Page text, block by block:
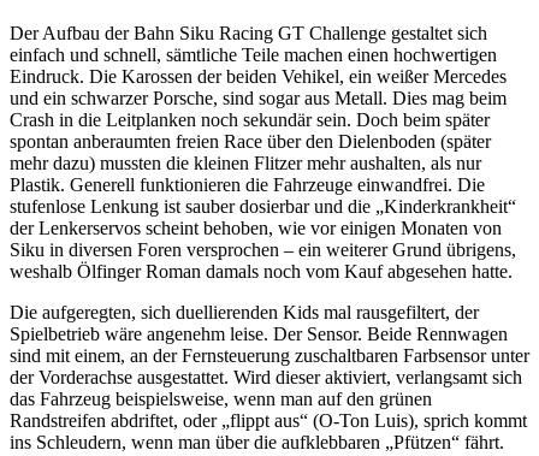
Der Aufbau der Bahn Siku Racing GT Challenge gestaltet sich
einfach und schnell, sämtliche Teile machen einen hochwertigen
Eindruck. Die Karossen der beiden Vehikel, ein weißer Mercedes
und ein schwarzer Porsche, sind sogar aus Metall. Dies mag beim
Crash in die Leitplanken noch sekundär sein. Doch beim später
spontan anberaumten freien Race über den Dielenboden (später
mehr dazu) mussten die kleinen Flitzer mehr aushalten, als nur
Plastik. Generell funktionieren die Fahrzeuge einwandfrei. Die
stufenlose Lenkung ist sauber dosierbar und die „Kinderkrankheit“
der Lenkerservos scheint behoben, wie vor einigen Monaten von
Siku in diversen Foren versprochen – ein weiterer Grund übrigens,
weshalb Ölfinger Roman damals noch vom Kauf abgesehen hatte.
Die aufgeregten, sich duellierenden Kids mal rausgefiltert, der
Spielbetrieb wäre angenehm leise. Der Sensor. Beide Rennwagen
sind mit einem, an der Fernsteuerung zuschaltbaren Farbsensor unter
der Vorderachse ausgestattet. Wird dieser aktiviert, verlangsamt sich
das Fahrzeug beispielsweise, wenn man auf den grünen
Randstreifen abdriftet, oder „flippt aus“ (O-Ton Luis), sprich kommt
ins Schleudern, wenn man über die aufklebbaren „Pfützen“ fährt.